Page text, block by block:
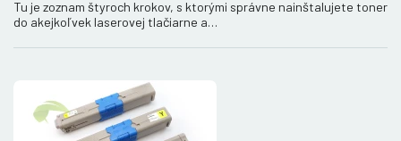
Tu je zoznam štyroch krokov, s ktorými správne nainštalujete toner
do akejkoľvek laserovej tlačiarne a…